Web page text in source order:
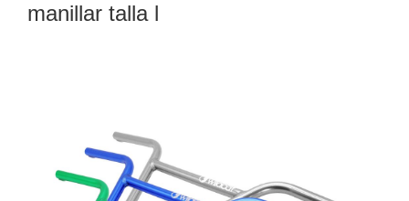
manillar talla l